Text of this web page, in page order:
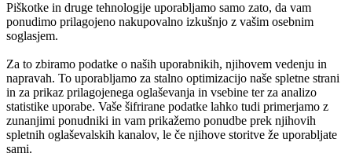
Piškotke in druge tehnologije uporabljamo samo zato, da vam
ponudimo prilagojeno nakupovalno izkušnjo z vašim osebnim
soglasjem.
Za to zbiramo podatke o naših uporabnikih, njihovem vedenju in
napravah. To uporabljamo za stalno optimizacijo naše spletne strani
in za prikaz prilagojenega oglaševanja in vsebine ter za analizo
statistike uporabe. Vaše šifrirane podatke lahko tudi primerjamo z
zunanjimi ponudniki in vam prikažemo ponudbe prek njihovih
spletnih oglaševalskih kanalov, le če njihove storitve že uporabljate
sami.